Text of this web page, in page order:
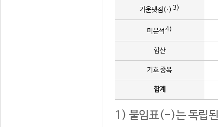
가운뎃점(·) 3)
미분석 4)
합산
기호 중복
합계
1) 붙임표(-)는 독립된